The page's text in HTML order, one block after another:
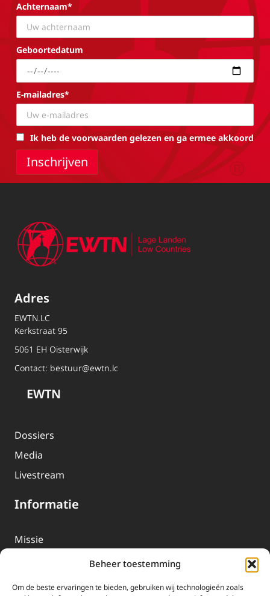
Beheer toestemming
Om de beste ervaringen te bieden, gebruiken wij technologieën zoals
Achternaam*
Geboortedatum
E-mailadres*
Ik heb de voorwaarden gelezen en ga ermee akkoord
Adres
EWTN.LC
Kerkstraat 95
5061 EH Oisterwijk
Contact: bestuur@ewtn.lc
EWTN
Dossiers
Media
Livestream
Informatie
Missie